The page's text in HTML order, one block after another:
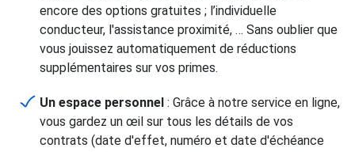
encore des options gratuites ; l’individuelle
conducteur, l'assistance proximité, … Sans oublier que
vous jouissez automatiquement de réductions
supplémentaires sur vos primes.
Un espace personnel : Grâce à notre service en ligne,
vous gardez un œil sur tous les détails de vos
contrats (date d'effet, numéro et date d'échéance